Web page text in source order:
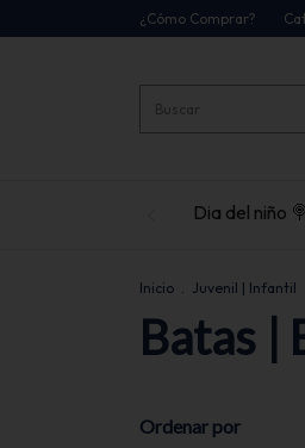
¿Cómo Comprar?
Dia del niño
Inicio . Juvenil | Infantil
Batas |
Ordenar por